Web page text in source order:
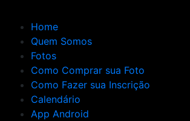
Home
Quem Somos
Fotos
Como Comprar sua Foto
Como Fazer sua Inscrição
Calendário
App Android